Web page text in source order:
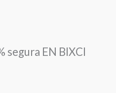
segura EN BIXCI